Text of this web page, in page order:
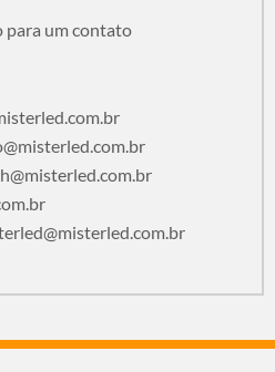
para um contato